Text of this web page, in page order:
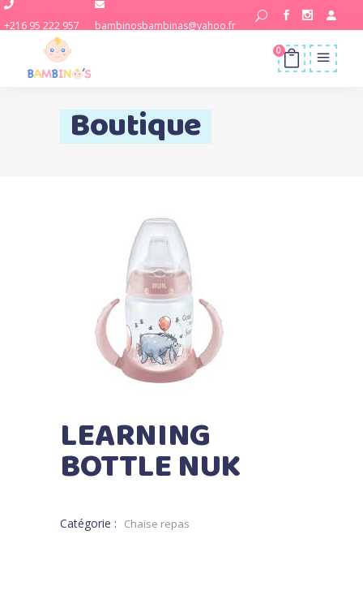
+216 95 222 957 bambinosbambinas@yahoo.fr
0
Boutique
LEARNING
BOTTLE NUK
Catégorie : Chaise repas